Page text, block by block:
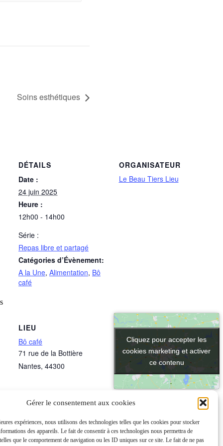
Gérer le consentement aux cookies
expériences, nous utilisons des technologies telles que les cookies pour stocker
des appareils. Le fait de consentir à ces technologies nous permettra de
que le comportement de navigation ou les ID uniques sur ce site. Le fait de ne pas
Soins esthétiques
DÉTAILS
Date :
24 juin 2025
Heure :
12h00 - 14h00
Série :
Repas libre et partagé
Catégories d’Évènement:
A la Une, Alimentation, Bô
café
ORGANISATEUR
Le Beau Tiers Lieu
LIEU
Bô café
71 rue de la Bottière
Nantes, 44300
Cliquez pour accepter les
cookies marketing et activer
ce contenu
Cliquez pour accepter les
cookies marketing et activer
ce contenu